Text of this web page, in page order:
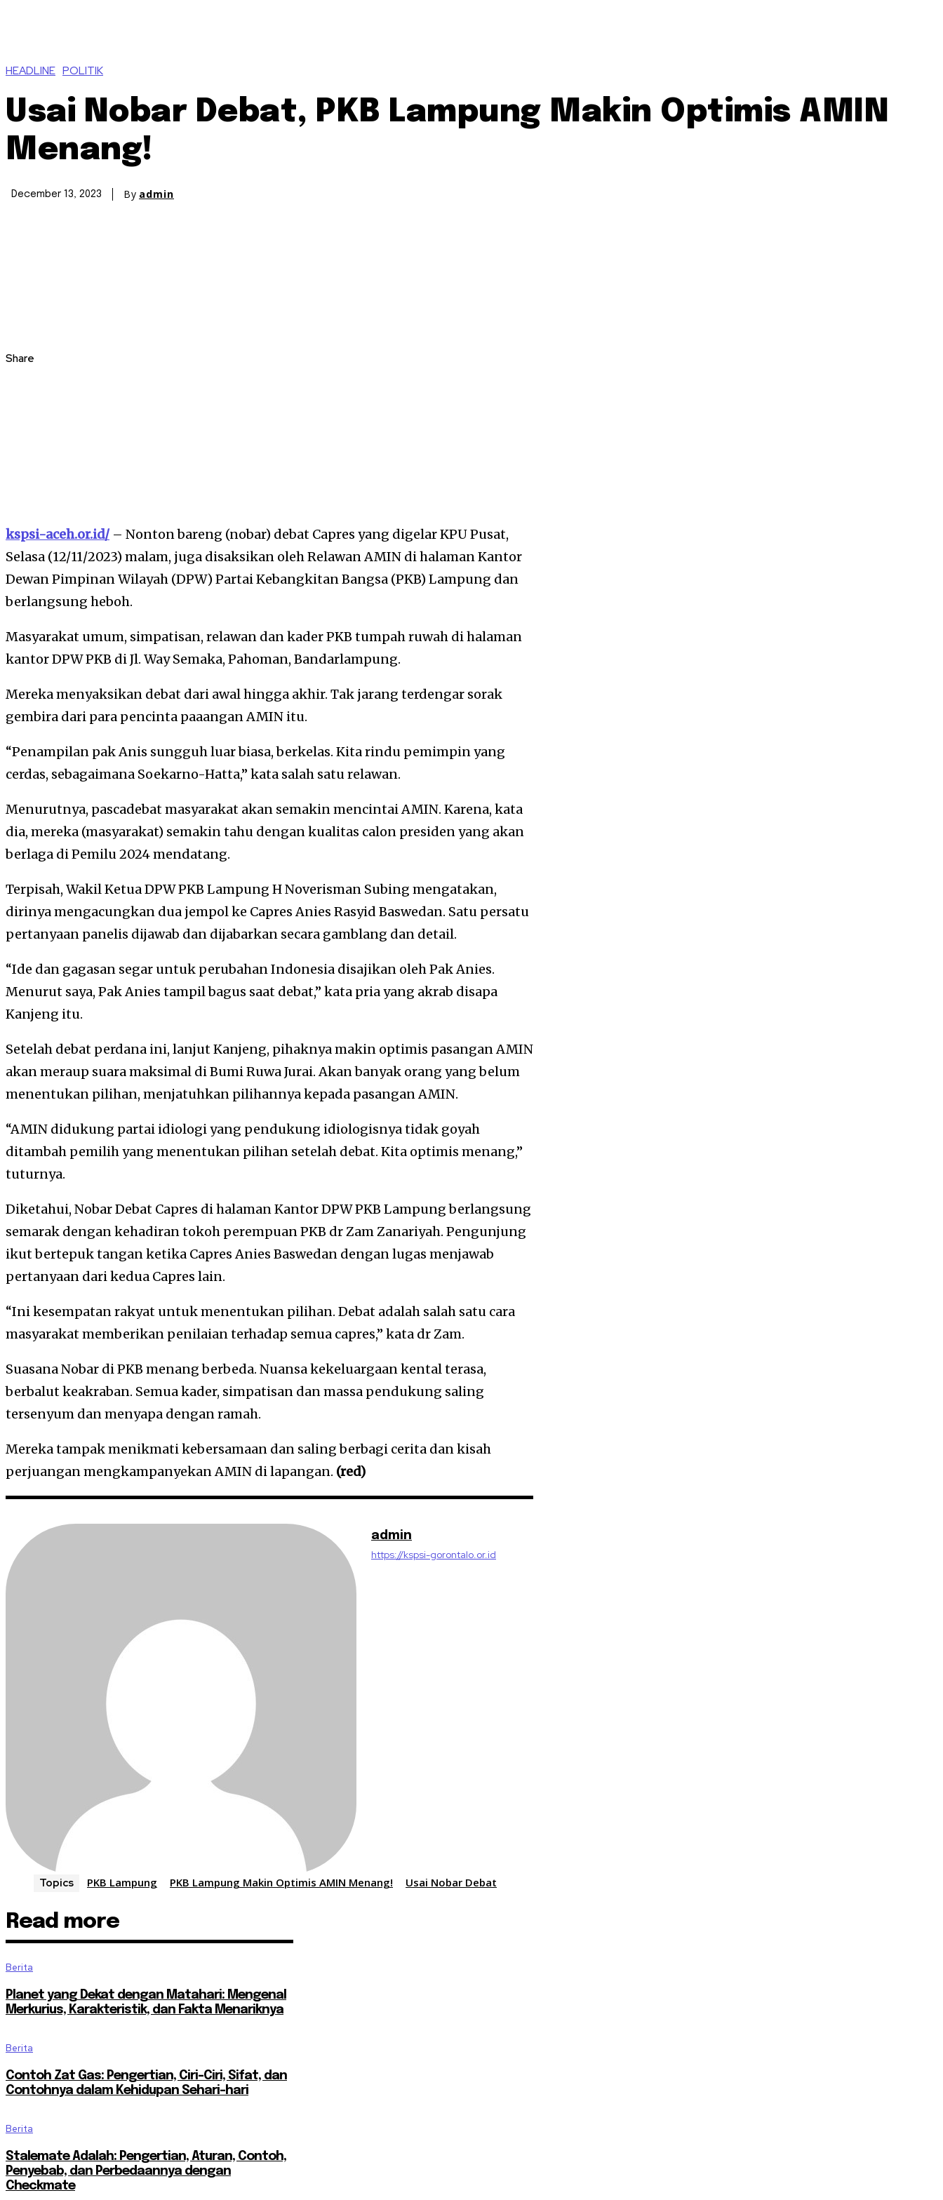
HEADLINE POLITIK
Usai Nobar Debat, PKB Lampung Makin Optimis AMIN
Menang!
December 13, 2023 By admin
Share
kspsi-aceh.or.id/– Nonton bareng (nobar) debat Capres yang digelar KPU Pusat,
Selasa (12/11/2023) malam, juga disaksikan oleh Relawan AMIN di halaman Kantor
Dewan Pimpinan Wilayah (DPW) Partai Kebangkitan Bangsa (PKB) Lampung dan
berlangsung heboh.
Masyarakat umum, simpatisan, relawan dan kader PKB tumpah ruwah di halaman
kantor DPW PKB di Jl. Way Semaka, Pahoman, Bandarlampung.
Mereka menyaksikan debat dari awal hingga akhir. Tak jarang terdengar sorak
gembira dari para pencinta paaangan AMIN itu.
“Penampilan pak Anis sungguh luar biasa, berkelas. Kita rindu pemimpin yang
cerdas, sebagaimana Soekarno-Hatta,” kata salah satu relawan.
Menurutnya, pascadebat masyarakat akan semakin mencintai AMIN. Karena, kata
dia, mereka (masyarakat) semakin tahu dengan kualitas calon presiden yang akan
berlaga di Pemilu 2024 mendatang.
Terpisah, Wakil Ketua DPW PKB Lampung H Noverisman Subing mengatakan,
dirinya mengacungkan dua jempol ke Capres Anies Rasyid Baswedan. Satu persatu
pertanyaan panelis dijawab dan dijabarkan secara gamblang dan detail.
“Ide dan gagasan segar untuk perubahan Indonesia disajikan oleh Pak Anies.
Menurut saya, Pak Anies tampil bagus saat debat,” kata pria yang akrab disapa
Kanjeng itu.
Setelah debat perdana ini, lanjut Kanjeng, pihaknya makin optimis pasangan AMIN
akan meraup suara maksimal di Bumi Ruwa Jurai. Akan banyak orang yang belum
menentukan pilihan, menjatuhkan pilihannya kepada pasangan AMIN.
“AMIN didukung partai idiologi yang pendukung idiologisnya tidak goyah
ditambah pemilih yang menentukan pilihan setelah debat. Kita optimis menang,”
tuturnya.
Diketahui, Nobar Debat Capres di halaman Kantor DPW PKB Lampung berlangsung
semarak dengan kehadiran tokoh perempuan PKB dr Zam Zanariyah. Pengunjung
ikut bertepuk tangan ketika Capres Anies Baswedan dengan lugas menjawab
pertanyaan dari kedua Capres lain.
“Ini kesempatan rakyat untuk menentukan pilihan. Debat adalah salah satu cara
masyarakat memberikan penilaian terhadap semua capres,” kata dr Zam.
Suasana Nobar di PKB menang berbeda. Nuansa kekeluargaan kental terasa,
berbalut keakraban. Semua kader, simpatisan dan massa pendukung saling
tersenyum dan menyapa dengan ramah.
Mereka tampak menikmati kebersamaan dan saling berbagi cerita dan kisah
perjuangan mengkampanyekan AMIN di lapangan. (red)
admin
https://kspsi-gorontalo.or.id
Topics PKB Lampung PKB Lampung Makin Optimis AMIN Menang! Usai Nobar Debat
Read more
Berita
Planet yang Dekat dengan Matahari: Mengenal
Merkurius, Karakteristik, dan Fakta Menariknya
Berita
Contoh Zat Gas: Pengertian, Ciri-Ciri, Sifat, dan
Contohnya dalam Kehidupan Sehari-hari
Berita
Stalemate Adalah: Pengertian, Aturan, Contoh,
Penyebab, dan Perbedaannya dengan
Checkmate